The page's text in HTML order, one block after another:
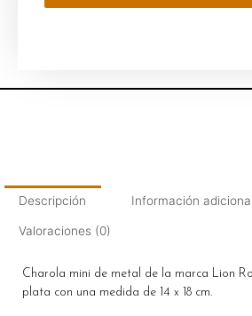
Descripción Información adicional
Valoraciones (0)
Charola mini de metal de la marca Lion
plata con una medida de 14 x 18 cm.